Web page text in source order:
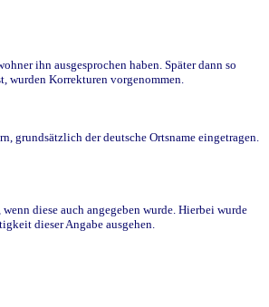
ihn ausgesprochen haben. Später dann so
wurden Korrekturen vorgenommen.
grundsätzlich der deutsche Ortsname eingetragen.
diese auch angegeben wurde. Hierbei wurde
dieser Angabe ausgehen.